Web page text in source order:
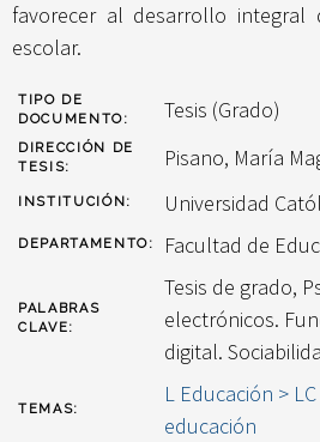
favorecer al desarrollo
escolar.
TIPO DE
DOCUMENTO:
Tesis (Grado)
DIRECCIÓN DE
TESIS:
Pisano, María
INSTITUCIÓN: Universidad
DEPARTAMENTO: Facultad de
PALABRAS
CLAVE:
Tesis de grado,
electrónicos.
digital.
TEMAS:
L Educación >
educación